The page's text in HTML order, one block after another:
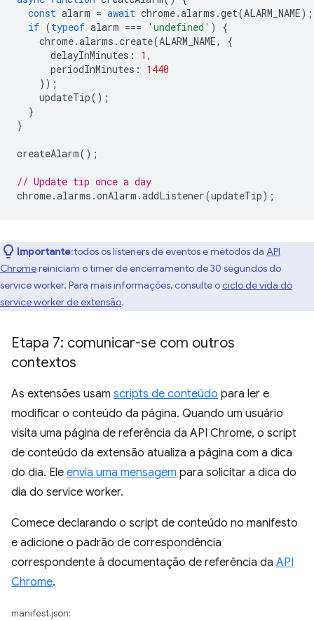
const alarm = await chrome.alarms .get(ALARM_NAME);
if (typeof alarm === 'undefined' )
{
chrome.alarms .create(ALARM_NAME,
{
delayInMinutes : 1 ,
periodInMinutes :
1440
});
updateTip();
}
}
createAlarm();
// Update tip once a day
chrome.alarms .onAlarm .addListener(updateTip);
Importante:todos os listeners de eventos e métodos da API
Chromereiniciam o timer de encerramento de 30 segundos do
service worker. Para mais informações, consulte ociclo de vida do
service worker de extensão.
Etapa 7: comunicar-se com outros
contextos
As extensões usam scripts de conteúdo para ler e
modificar o conteúdo da página. Quando um usuário
visita uma página de referência da API Chrome, o script
de conteúdo da extensão atualiza a página com a dica
do dia. Ele envia uma mensagem para solicitar a dica do
dia do service worker.
Comece declarando o script de conteúdo no manifesto
e adicione o padrão de correspondência
correspondente à documentação de referência da API
Chrome.
manifest.json: